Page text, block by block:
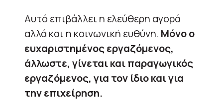
Αυτό επιβάλλει η ελεύθερη αγορά
αλλά και η κοινωνική ευθύνη. Μόνο ο
ευχαριστημένος εργαζόμενος,
άλλωστε, γίνεται και παραγωγικός
εργαζόμενος, για τον ίδιο και για
την επιχείρηση.